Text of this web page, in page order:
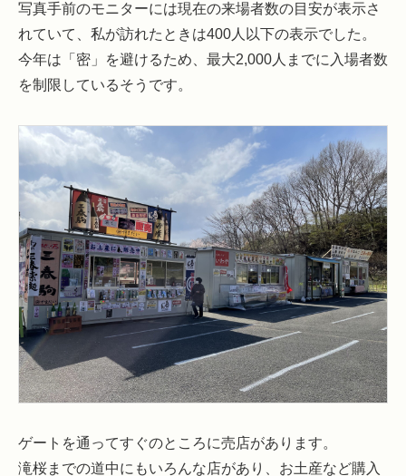
写真手前のモニターには現在の来場者数の目安が表示さ
れていて、私が訪れたときは400人以下の表示でした。
今年は「密」を避けるため、最大2,000人までに入場者数
を制限しているそうです。
ゲートを通ってすぐのところに売店があります。
滝桜までの道中にもいろんな店があり、お土産など購入